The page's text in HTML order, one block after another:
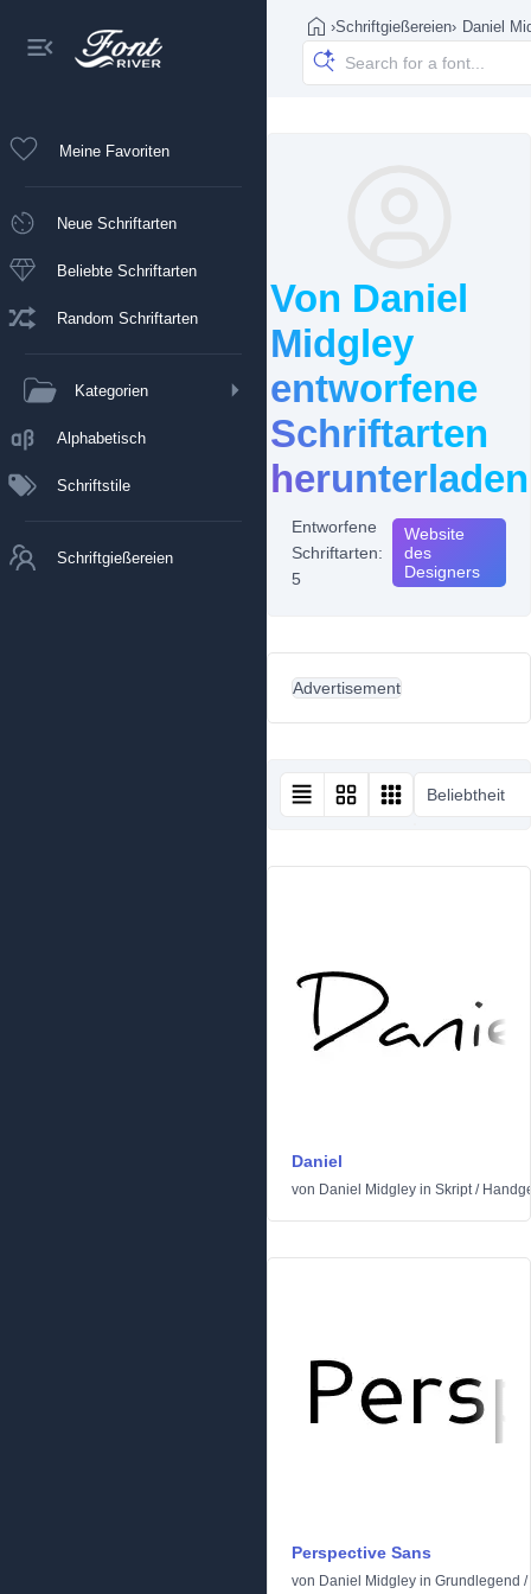
Meine Favoriten
Neue Schriftarten
Beliebte Schriftarten
Random Schriftarten
Kategorien
Alphabetisch
Schriftstile
Schriftgießereien
›Schriftgießereien› Daniel
Von Daniel
Midgley
entworfene
Schriftarten
herunterladen
Entworfene
Schriftarten:
5
Website
des
Designers
Advertisement
Beliebtheit
Daniel
von Daniel Midgley in Skript/
Perspective Sans
von Daniel Midgley in Grundlegend /